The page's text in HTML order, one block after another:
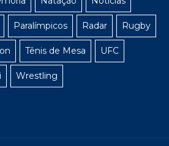
Paralímpicos Radar Rugby
Tênis de Mesa UFC
Wrestling